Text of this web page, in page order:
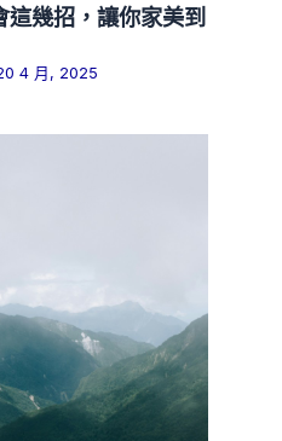
幾招，讓你家美到
4 月, 2025